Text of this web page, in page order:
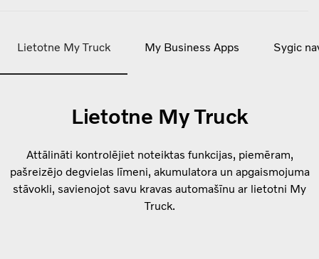
Lietotne My Truck My Business Apps Sygic
Lietotne My Truck
Attālināti kontrolējiet noteiktas funkcijas, piemēram,
pašreizējo degvielas līmeni, akumulatora un apgaismojuma
stāvokli, savienojot savu kravas automašīnu ar lietotni My
Truck.